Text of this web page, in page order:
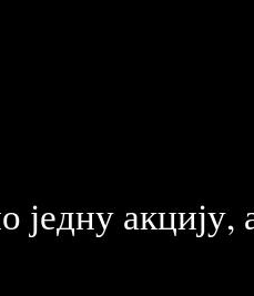
акцију,